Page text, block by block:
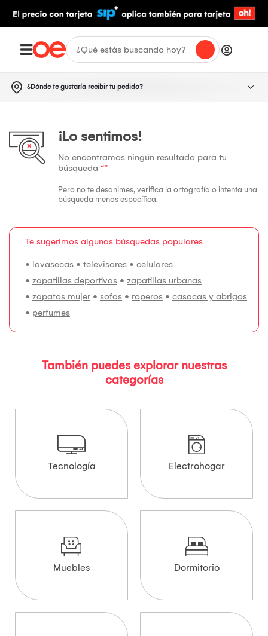
¿Dónde te gustaría recibir tu pedido?
¡Lo sentimos!
No encontramos ningún resultado para tu
búsqueda “”
Pero no te desanimes, verifica la ortografía o intenta una
búsqueda menos específica.
Te sugerimos algunas búsquedas populares
• lavasecas • televisores • celulares
• zapatillas deportivas • zapatillas urbanas
• zapatos mujer • sofas • roperos • casacas y abrigos
• perfumes
También puedes explorar nuestras
categorías
Tecnología Electrohogar
Muebles Dormitorio